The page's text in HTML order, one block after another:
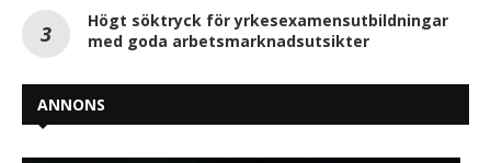
Högt söktryck för yrkesexamensutbildningar
med goda arbetsmarknadsutsikter
ANNONS